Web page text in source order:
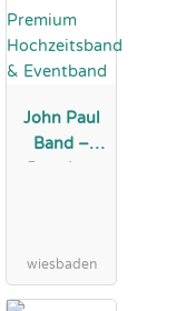
John Paul
Band –
wiesbaden